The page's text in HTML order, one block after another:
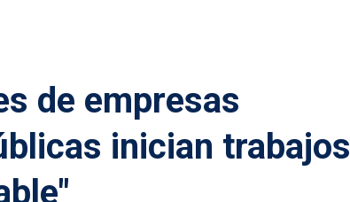
de empresas
inician trabajos